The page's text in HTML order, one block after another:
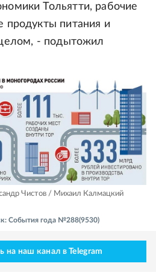
Тольятти, рабочие
продукты питания и
- подытожил
Чистов / Михаил Калмацкий
События года №288(9530)
на наш канал в Telegram